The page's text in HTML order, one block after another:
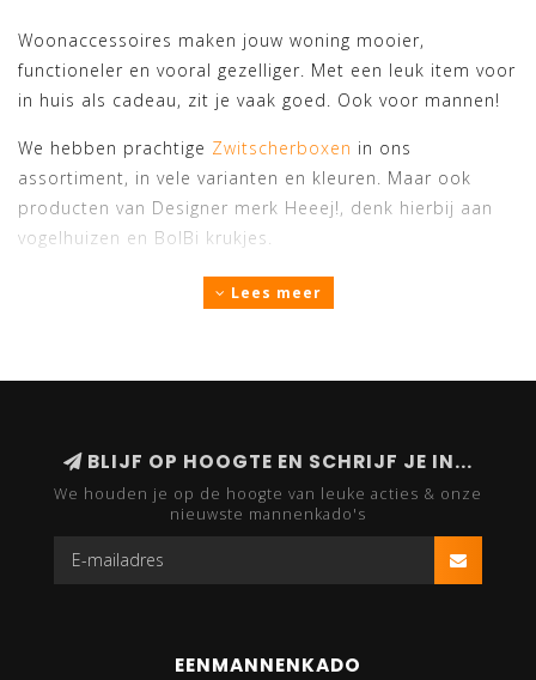
Woonaccessoires maken jouw woning mooier,
functioneler en vooral gezelliger. Met een leuk item voor
in huis als cadeau, zit je vaak goed. Ook voor mannen!
We hebben prachtige Zwitscherboxen in ons
assortiment, in vele varianten en kleuren. Maar ook
producten van Designer merk Heeej!, denk hierbij aan
vogelhuizen en BolBi krukjes.
Wekkers en klokken zijn een leuk cadeau, of wat denk je
van een kaars in de vorm van een handteken?
Lees meer
BLIJF OP HOOGTE EN SCHRIJF JE IN...
We houden je op de hoogte van leuke acties & onze
nieuwste mannenkado's
EENMANNENKADO